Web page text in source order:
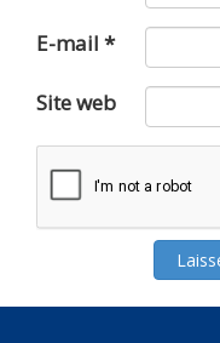
E-mail *
Site web